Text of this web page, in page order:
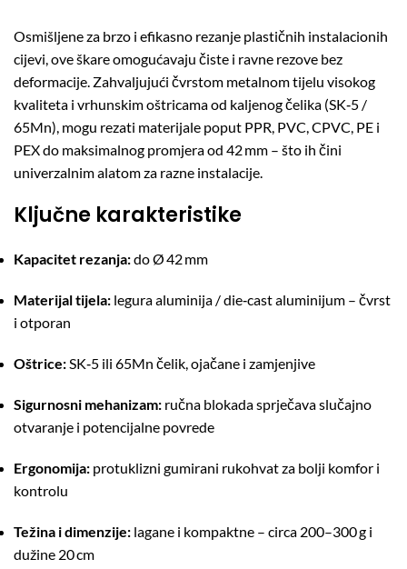
Osmišljene za brzo i efikasno rezanje plastičnih instalacionih
cijevi, ove škare omogućavaju čiste i ravne rezove bez
deformacije. Zahvaljujući čvrstom metalnom tijelu visokog
kvaliteta i vrhunskim oštricama od kaljenog čelika (SK‑5 /
65Mn), mogu rezati materijale poput PPR, PVC, CPVC, PE i
PEX do maksimalnog promjera od 42 mm – što ih čini
univerzalnim alatom za razne instalacije.
Ključne karakteristike
Kapacitet rezanja:do Ø 42 mm
Materijal tijela: legura aluminija / die‑cast aluminijum – čvrst
i otporan
Oštrice:SK‑5 ili 65Mn čelik, ojačane i zamjenjive
Sigurnosni mehanizam: ručna blokada sprječava slučajno
otvaranje i potencijalne povrede
Ergonomija: protuklizni gumirani rukohvat za bolji komfor i
kontrolu
Težina i dimenzije: lagane i kompaktne – circa 200–300 g i
dužine 20 cm